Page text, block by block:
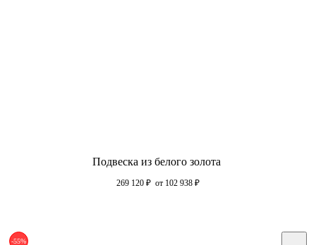
Подвеска из белого золота
269 120 ₽ от 102 938 ₽
-55%